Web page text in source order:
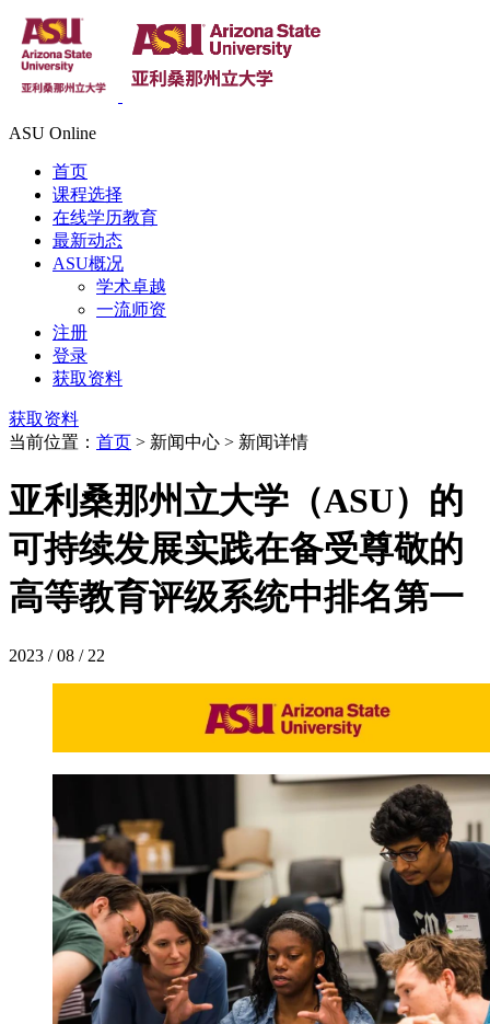
ASU Online
首页
课程选择
在线学历教育
最新动态
ASU概况
学术卓越
一流师资
注册
登录
获取资料
获取资料
当前位置： 首页 > 新闻中心 > 新闻详情
亚利桑那州立大学（ASU）的
可持续发展实践在备受尊敬的
高等教育评级系统中排名第一
2023 / 08 / 22